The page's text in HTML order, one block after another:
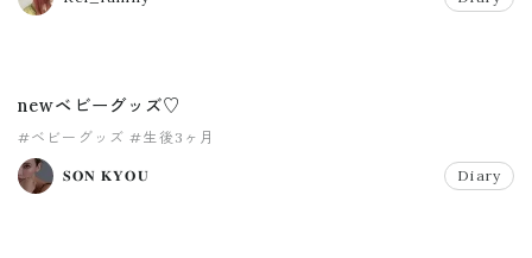
newベビーグッズ♡
#ベビーグッズ #生後3ヶ月
𝐒𝐎𝐍 𝐊𝐘𝐎𝐔 Diary